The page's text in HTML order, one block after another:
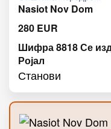
Nasiot Nov Dom
280 EUR
Шифра 8818 Се
Ројал
Станови